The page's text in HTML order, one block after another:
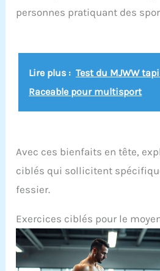
personnes pratiquant des
Lire plus : Test du MJWW
Raceable pour multisport
Avec ces bienfaits en tête,
ciblés qui sollicitent
fessier.
Exercices ciblés pour le